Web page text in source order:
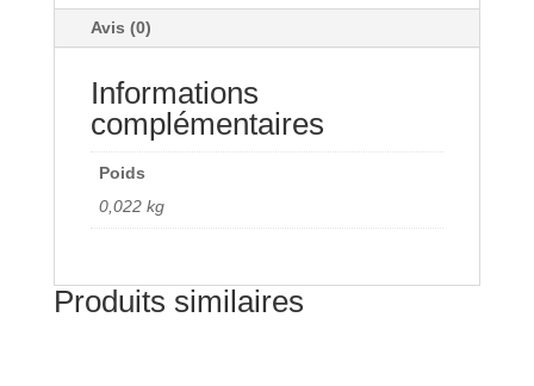
REAR
2PCS
Avis (0)
Informations
complémentaires
Poids
0,022 kg
Produits similaires